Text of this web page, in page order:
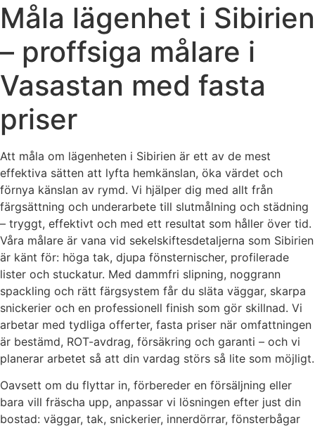
Måla lägenhet i Sibirien
– proffsiga målare i
Vasastan med fasta
priser
Att måla om lägenheten i Sibirien är ett av de mest
effektiva sätten att lyfta hemkänslan, öka värdet och
förnya känslan av rymd. Vi hjälper dig med allt från
färgsättning och underarbete till slutmålning och städning
– tryggt, effektivt och med ett resultat som håller över tid.
Våra målare är vana vid sekelskiftesdetaljerna som Sibirien
är känt för: höga tak, djupa fönsternischer, profilerade
lister och stuckatur. Med dammfri slipning, noggrann
spackling och rätt färgsystem får du släta väggar, skarpa
snickerier och en professionell finish som gör skillnad. Vi
arbetar med tydliga offerter, fasta priser när omfattningen
är bestämd, ROT-avdrag, försäkring och garanti – och vi
planerar arbetet så att din vardag störs så lite som möjligt.
Oavsett om du flyttar in, förbereder en försäljning eller
bara vill fräscha upp, anpassar vi lösningen efter just din
bostad: väggar, tak, snickerier, innerdörrar, fönsterbågar